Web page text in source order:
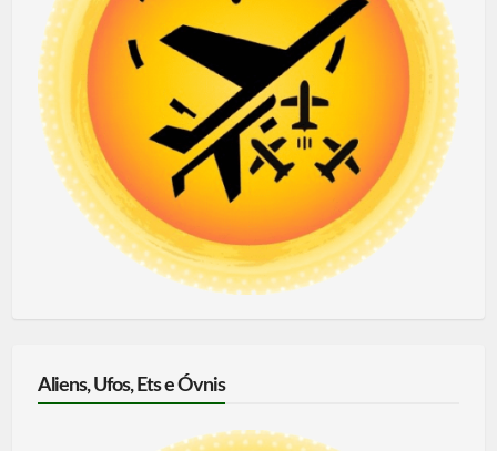
Aliens, Ufos, Ets e Óvnis